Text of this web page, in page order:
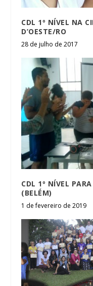
CDL 1º NÍVEL NA
D’OESTE/RO
28 de julho de 2017
CDL 1º NÍVEL
(BELÉM)
1 de fevereiro de 2019